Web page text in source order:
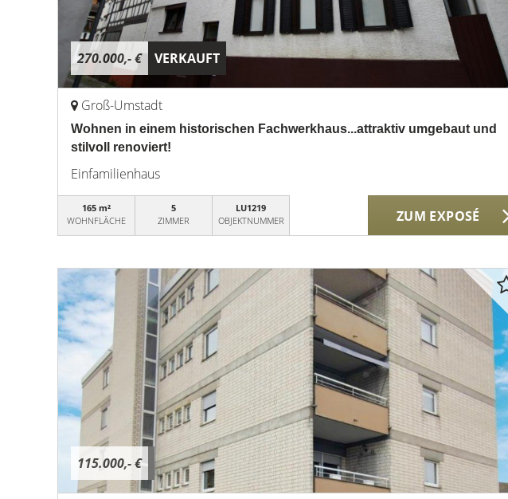
270.000,- € VERKAUFT
Groß-Umstadt
Wohnen in einem historischen Fachwerkhaus...attraktiv umgebaut und
stilvoll renoviert!
Einfamilienhaus
165 m²
WOHNFLÄCHE
5
ZIMMER
LU1219
OBJEKTNUMMER
ZUM EXPOSÉ
115.000,- €